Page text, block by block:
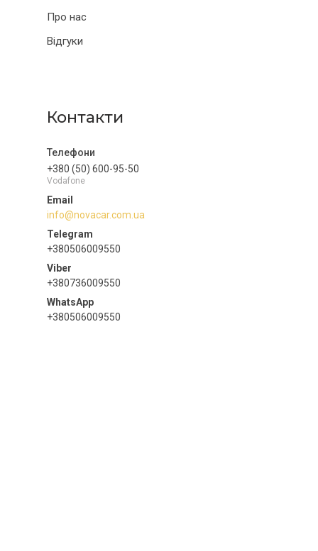
Про нас
Відгуки
Контакти
+380 (50) 600-95-50
Vodafone
info@novacar.com.ua
+380506009550
+380736009550
+380506009550